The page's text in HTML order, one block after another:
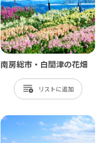
南房総市・白間津の花畑
リスト